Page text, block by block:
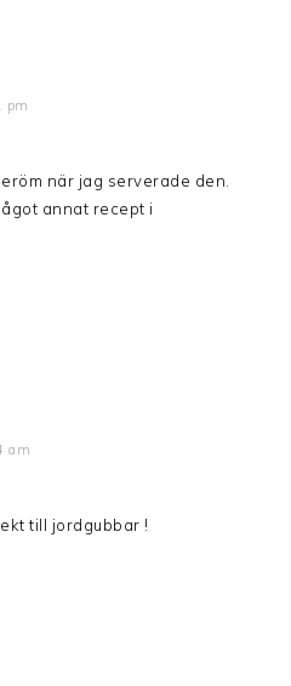
pm
när jag serverade den.
annat recept i
am
till jordgubbar !